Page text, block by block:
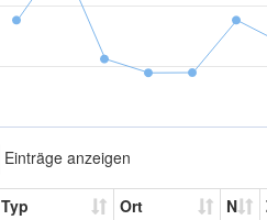
Einträge anzeigen
Typ Ort N